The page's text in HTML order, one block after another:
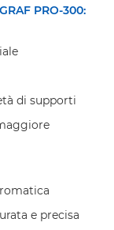
PRO-300:
di supporti
e precisa